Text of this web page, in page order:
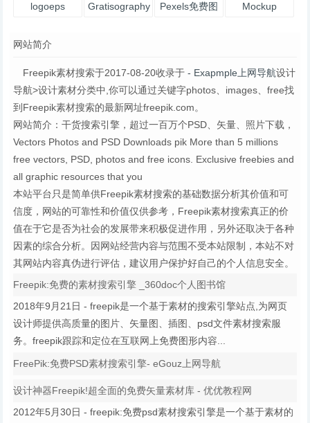
logoeps Gratisography
Pexels免费图
Mockup
网站简介
Freepik素材搜索于2017-08-20收录于 - Exapmple上网导航设计
导航>设计素材分类中,你可以通过关键字photos、images、free找
到Freepik素材搜索的最新网址freepik.com。
网站简介：干货搜索引擎，超过一百万个PSD、矢量、照片下载，
Vectors Photos and PSD Downloads pik More than 5 millions
free vectors, PSD, photos and free icons. Exclusive freebies and
all graphic resources that you
本站平台只是简单供Freepik素材搜索的基础数据分析其价值和可
信度，网站的可靠性和价值仅供参考，Freepik素材搜索真正的价
值在于它是否为社会的发展带来积极促进作用，另外还取决于各种
因素的综合分析。因网站经营内容与范围不受本站限制，本站不对
其网站内容真伪进行评估，建议用户保护好自己的个人信息安全。
Freepik:免费的素材搜索引擎 _360doc个人图书馆
2018年9月21日 - freepik是一个基于素材的搜索引擎站点,为网页
设计师提供高质量的图片、矢量图、插图、psd文件素材搜索服
务。freepik跟踪和定位在互联网上免费图形内容...
FreePik:免费PSD素材搜索引擎- eGouz上网导航
设计神器Freepik!超全面的免费矢量素材库 - 优优教程网
2012年5月30日 - freepik:免费psd素材搜索引擎是一个基于素材的